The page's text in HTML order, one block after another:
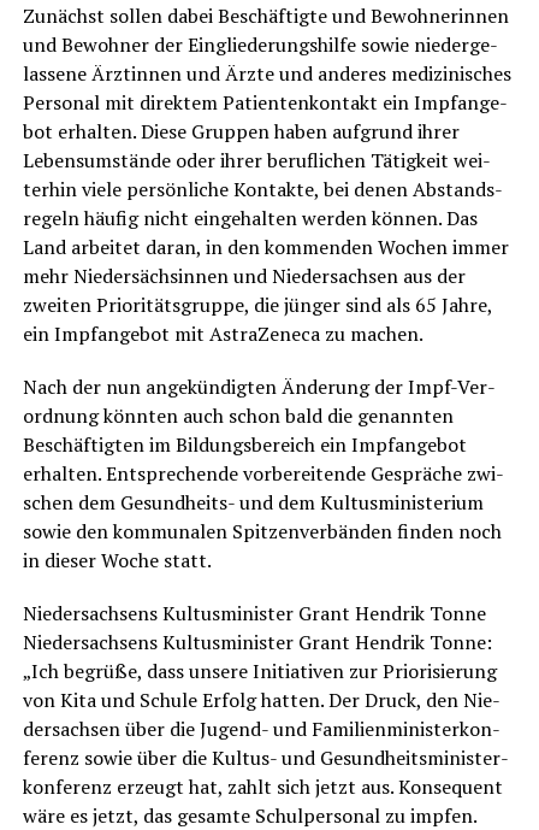
Zunächst sol­len dabei Beschäf­tig­te und Bewoh­ne­rin­nen
und Bewoh­ner der Ein­glie­de­rungs­hil­fe sowie nie­der­ge­
las­se­ne Ärz­tin­nen und Ärz­te und ande­res medi­zi­ni­sches
Per­so­nal mit direk­tem Pati­en­ten­kon­takt ein Impf­an­ge­
bot erhal­ten. Die­se Grup­pen haben auf­grund ihrer
Lebens­um­stän­de oder ihrer beruf­li­chen Tätig­keit wei­
ter­hin vie­le per­sön­li­che Kon­tak­te, bei denen Abstands­
re­geln häu­fig nicht ein­ge­hal­ten wer­den kön­nen. Das
Land arbei­tet dar­an, in den kom­men­den Wochen immer
mehr Nie­der­säch­sin­nen und Nie­der­sach­sen aus der
zwei­ten Prio­ri­täts­grup­pe, die jün­ger sind als 65 Jah­re,
ein Impf­an­ge­bot mit Astra­Ze­ne­ca zu machen.
Nach der nun ange­kün­dig­ten Ände­rung der Impf-Ver­
ord­nung könn­ten auch schon bald die genann­ten
Beschäf­tig­ten im Bil­dungs­be­reich ein Impf­an­ge­bot
erhal­ten. Ent­spre­chen­de vor­be­rei­ten­de Gesprä­che zwi­
schen dem Gesund­heits- und dem Kul­tus­mi­nis­te­ri­um
sowie den kom­mu­na­len Spit­zen­ver­bän­den fin­den noch
in die­ser Woche statt.
Nie­der­sach­sens Kul­tus­mi­nis­ter Grant Hen­drik Ton­ne
Nie­der­sach­sens Kul­tus­mi­nis­ter Grant Hen­drik Ton­ne:
„Ich begrü­ße, dass unse­re Initia­ti­ven zur Prio­ri­sie­rung
von Kita und Schu­le Erfolg hat­ten. Der Druck, den Nie­
der­sach­sen über die Jugend- und Fami­li­en­mi­nis­ter­kon­
fe­renz sowie über die Kul­tus- und Gesund­heits­mi­nis­ter­
kon­fe­renz erzeugt hat, zahlt sich jetzt aus. Kon­se­quent
wäre es jetzt, das gesam­te Schul­per­so­nal zu impfen.